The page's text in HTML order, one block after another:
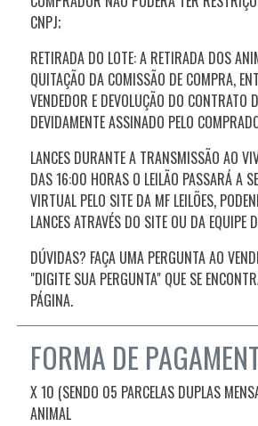
CNPJ;
RETIRADA DO LOTE: A RETIRADA DOS
QUITAÇÃO DA COMISSÃO DE COMPRA,
VENDEDOR E DEVOLUÇÃO DO CONTRATO
DEVIDAMENTE ASSINADO PELO
LANCES DURANTE A TRANSMISSÃO AO
DAS16:00 HORAS O LEILÃO PASSARÁ A
VIRTUAL PELO SITE DA MF LEILÕES,
LANCES ATRAVÉS DO SITE OU DA EQUIPE
DÚVIDAS? FAÇA UMA PERGUNTA AO
"DIGITE SUA PERGUNTA" QUE SE
PÁGINA.
FORMA DE
X 10 (SENDO 05 PARCELAS DUPLAS
ANIMAL